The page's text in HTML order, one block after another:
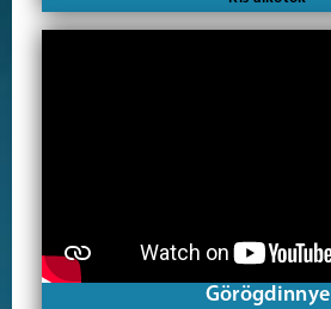
Görögdinnye